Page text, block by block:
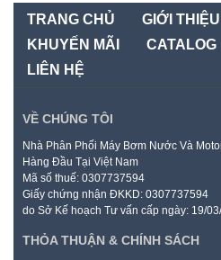
TRANG CHỦ GIỚI THIỆU
KHUYẾN MÃI
CATALOG
LIÊN HỆ
VỀ CHÚNG TÔI
Nhà Phân Phối Máy Bơm Nước Và
Hàng Đầu Tại Việt Nam
Mã số thuế: 0307737594
Giấy chứng nhận ĐKKD: 0307737594
do Sở Kế hoạch Tư vấn cấp ngày: 19/
THỎA THUẬN & CHÍNH SÁCH